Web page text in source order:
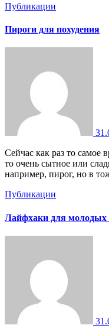
Публикации
Пироги для похудения
Сейчас как раз то самое время, когда очень хочется съесть что-
то очень сытное или
например, пирог, но в
Публикации
Лайфхаки для